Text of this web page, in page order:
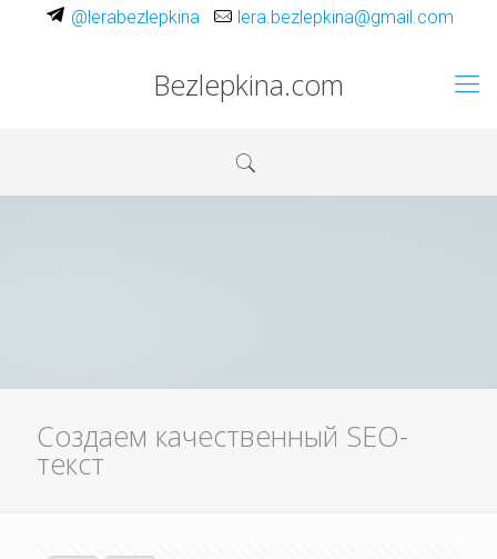
@lerabezlepkina lera.bezlepkina@gmail.com
Bezlepkina.com
Создаем качественный SEO-
текст